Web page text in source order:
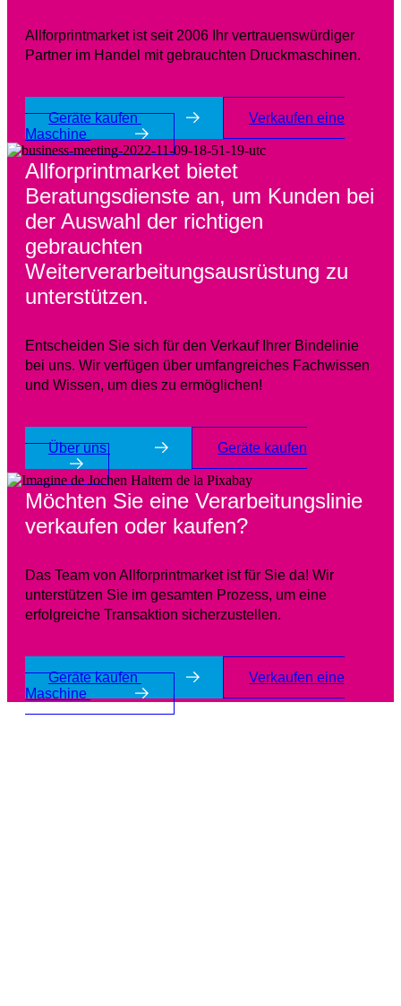
Allforprintmarket ist seit 2006 Ihr vertrauenswürdiger
Partner im Handel mit gebrauchten Druckmaschinen.
Geräte kaufen
Verkaufen eine
Maschine
Allforprintmarket bietet
Beratungsdienste an, um Kunden bei
der Auswahl der richtigen
gebrauchten
Weiterverarbeitungsausrüstung zu
unterstützen.
Entscheiden Sie sich für den Verkauf Ihrer Bindelinie
bei uns. Wir verfügen über umfangreiches Fachwissen
und Wissen, um dies zu ermöglichen!
Über uns Geräte kaufen
Möchten Sie eine Verarbeitungslinie
verkaufen oder kaufen?
Das Team von Allforprintmarket ist für Sie da! Wir
unterstützen Sie im gesamten Prozess, um eine
erfolgreiche Transaktion sicherzustellen.
Geräte kaufen
Verkaufen eine
Maschine